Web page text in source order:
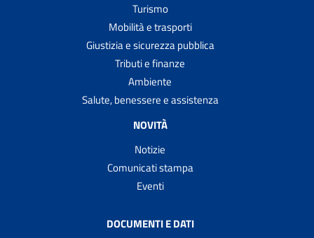
Turismo
Mobilità e trasporti
Giustizia e sicurezza pubblica
Tributi e finanze
Ambiente
Salute, benessere e assistenza
NOVITÀ
Notizie
Comunicati stampa
Eventi
DOCUMENTI E DATI